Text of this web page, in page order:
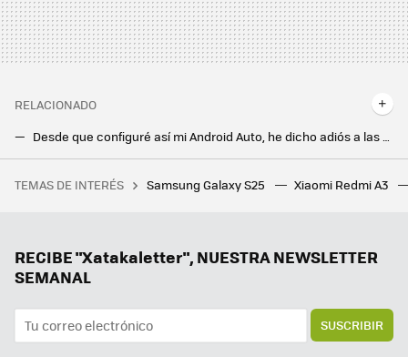
RELACIONADO
Desde que configuré así mi Android Auto, he dicho adiós a las multas de la DGT mientras conduzco
Tim Cook dijo que "Apple Intelligence introduce una nueva era para el iPhone". Ahora que está en español he podido comprobarlo
TEMAS DE INTERÉS Samsung Galaxy S25 Xiaomi Redmi A3
RECIBE "Xatakaletter", NUESTRA NEWSLETTER
SEMANAL
SUSCRIBIR